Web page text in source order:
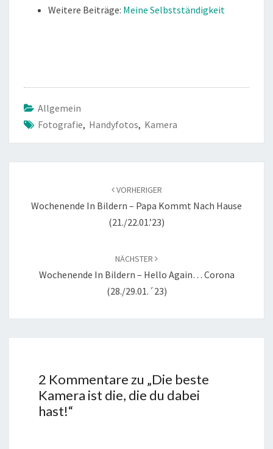
Weitere Beiträge: Meine Selbstständigkeit
Allgemein
Fotografie, Handyfotos, Kamera
VORHERIGER
Wochenende In Bildern – Papa Kommt Nach Hause
(21./22.01.’23)
NÄCHSTER
Wochenende In Bildern – Hello Again… Corona
(28./29.01.´23)
2 Kommentare zu „Die beste
Kamera ist die, die du dabei
hast!“